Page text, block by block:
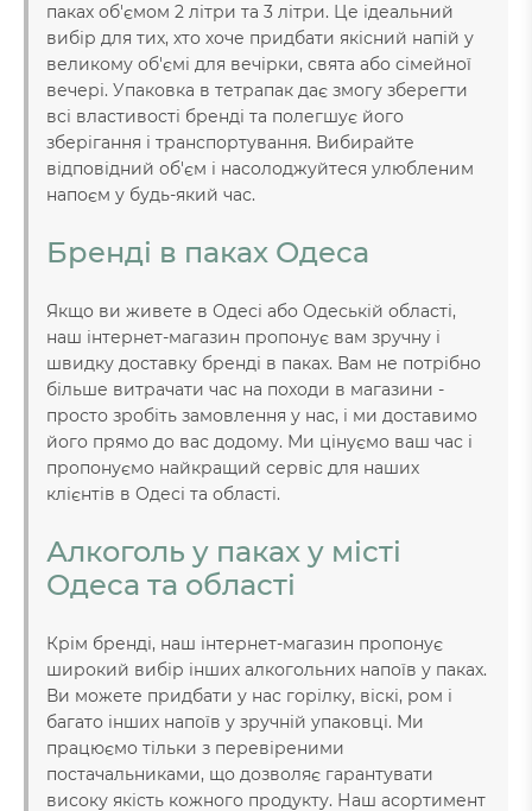
паках об'ємом 2 літри та 3 літри. Це ідеальний
вибір для тих, хто хоче придбати якісний напій у
великому об'ємі для вечірки, свята або сімейної
вечері. Упаковка в тетрапак дає змогу зберегти
всі властивості бренді та полегшує його
зберігання і транспортування. Вибирайте
відповідний об'єм і насолоджуйтеся улюбленим
напоєм у будь-який час.
Бренді в паках Одеса
Якщо ви живете в Одесі або Одеській області,
наш інтернет-магазин пропонує вам зручну і
швидку доставку бренді в паках. Вам не потрібно
більше витрачати час на походи в магазини -
просто зробіть замовлення у нас, і ми доставимо
його прямо до вас додому. Ми цінуємо ваш час і
пропонуємо найкращий сервіс для наших
клієнтів в Одесі та області.
Алкоголь у паках у місті
Одеса та області
Крім бренді, наш інтернет-магазин пропонує
широкий вибір інших алкогольних напоїв у паках.
Ви можете придбати у нас горілку, віскі, ром і
багато інших напоїв у зручній упаковці. Ми
працюємо тільки з перевіреними
постачальниками, що дозволяє гарантувати
високу якість кожного продукту. Наш асортимент